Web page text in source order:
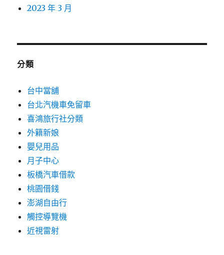
2023 年 3 月
分類
台中當舖
台北汽機車免留車
喜鴻旅行社分類
外籍新娘
嬰兒用品
月子中心
板橋汽車借款
桃園借錢
澎湖自由行
觸控導覽機
近視雷射